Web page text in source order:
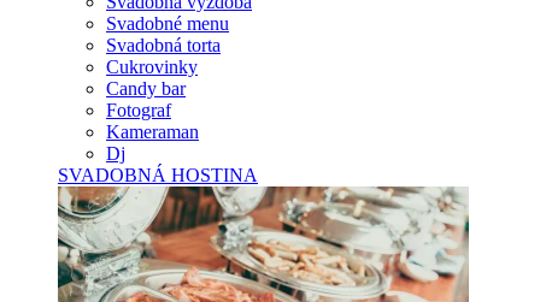
Svadobné menu
Svadobná torta
Cukrovinky
Candy bar
Fotograf
Kameraman
Dj
SVADOBNÁ HOSTINA